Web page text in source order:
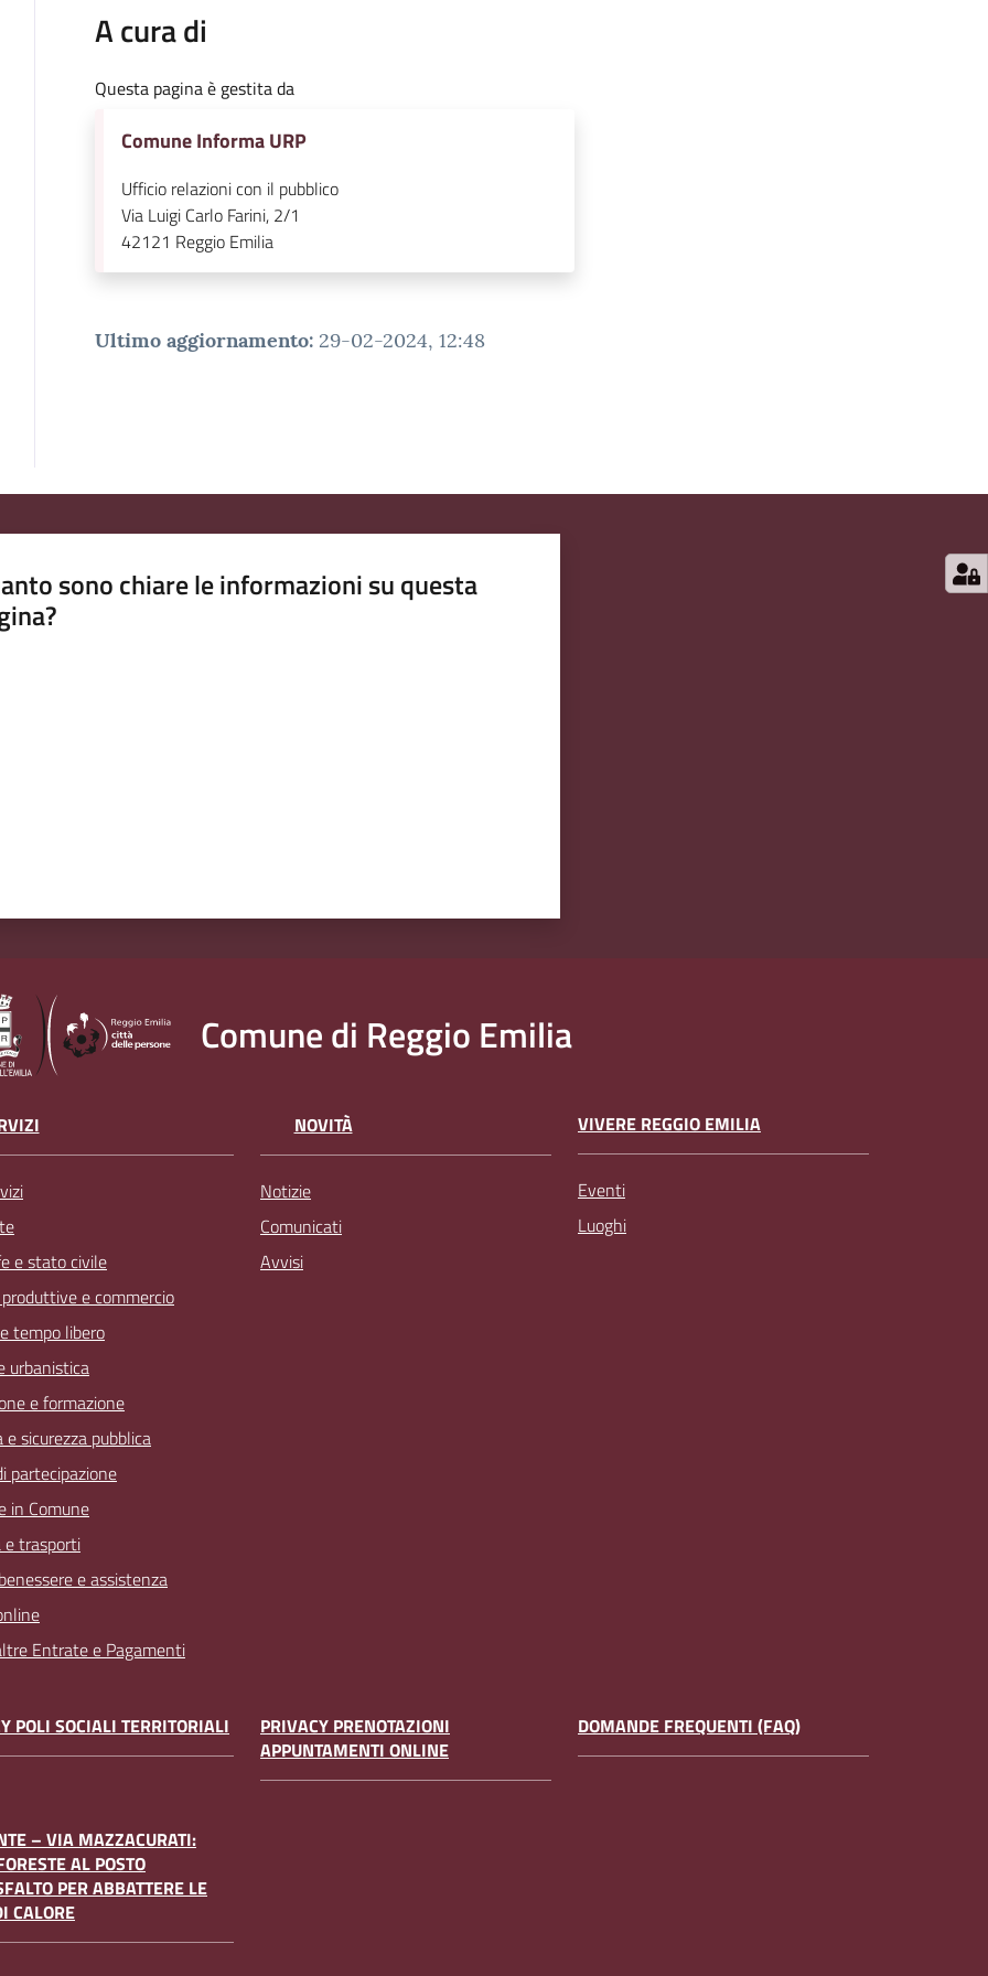
A cura di
Questa pagina è gestita da
Comune Informa URP
Ufficio relazioni con il pubblico
Via Luigi Carlo Farini, 2/1
42121 Reggio Emilia
Ultimo aggiornamento: 29-02-2024, 12:48
sono chiare le informazioni su questa
Comune di Reggio Emilia
e stato civile
e commercio
tempo libero
urbanistica
e formazione
e sicurezza pubblica
partecipazione
in Comune
e trasporti
e assistenza
Entrate e Pagamenti
NOVITÀ
Notizie
Comunicati
Avvisi
VIVERE REGGIO EMILIA
Eventi
Luoghi
POLI SOCIALI TERRITORIALI
PRIVACY PRENOTAZIONI
APPUNTAMENTI ONLINE
DOMANDE FREQUENTI (FAQ)
– VIA MAZZACURATI:
AL POSTO
PER ABBATTERE LE
CALORE